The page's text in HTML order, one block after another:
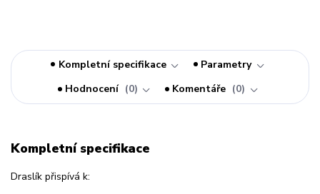
Kompletní specifikace
Parametry
Hodnocení
0 Komentáře 0
Kompletní specifikace
Draslík přispívá k: